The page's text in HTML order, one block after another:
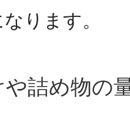
ります。
詰め物の